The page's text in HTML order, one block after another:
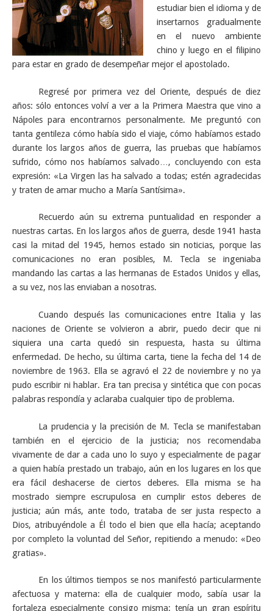
estudiar bien el idioma y de
insertarnos gradualmente
en el nuevo ambiente
chino y luego en el filipino
para estar en grado de desempeñar mejor el apostolado.
Regresé por primera vez del Oriente, después de diez
años: sólo entonces volví a ver a la Primera Maestra que vino a
Nápoles para encontrarnos personalmente. Me preguntó con
tanta gentileza cómo había sido el viaje, cómo habíamos estado
durante los largos años de guerra, las pruebas que habíamos
sufrido, cómo nos habíamos salvado…, concluyendo con esta
expresión: «La Virgen las ha salvado a todas; estén agradecidas
y traten de amar mucho a María Santísima».
Recuerdo aún su extrema puntualidad en responder a
nuestras cartas. En los largos años de guerra, desde 1941 hasta
casi la mitad del 1945, hemos estado sin noticias, porque las
comunicaciones no eran posibles, M. Tecla se ingeniaba
mandando las cartas a las hermanas de Estados Unidos y ellas,
a su vez, nos las enviaban a nosotras.
Cuando después las comunicaciones entre Italia y las
naciones de Oriente se volvieron a abrir, puedo decir que ni
siquiera una carta quedó sin respuesta, hasta su última
enfermedad. De hecho, su última carta, tiene la fecha del 14 de
noviembre de 1963. Ella se agravó el 22 de noviembre y no ya
pudo escribir ni hablar. Era tan precisa y sintética que con pocas
palabras respondía y aclaraba cualquier tipo de problema.
La prudencia y la precisión de M. Tecla se manifestaban
también en el ejercicio de la justicia; nos recomendaba
vivamente de dar a cada uno lo suyo y especialmente de pagar
a quien había prestado un trabajo, aún en los lugares en los que
era fácil deshacerse de ciertos deberes. Ella misma se ha
mostrado siempre escrupulosa en cumplir estos deberes de
justicia; aún más, ante todo, trataba de ser justa respecto a
Dios, atribuyéndole a Él todo el bien que ella hacía; aceptando
por completo la voluntad del Señor, repitiendo a menudo: «Deo
gratias».
En los últimos tiempos se nos manifestó particularmente
afectuosa y materna: ella de cualquier modo, sabía usar la
fortaleza especialmente consigo misma: tenía un gran espíritu